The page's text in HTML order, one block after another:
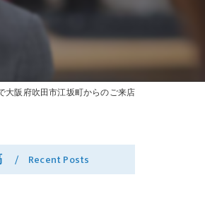
大阪府吹田市江坂町からのご来店
Recent Posts